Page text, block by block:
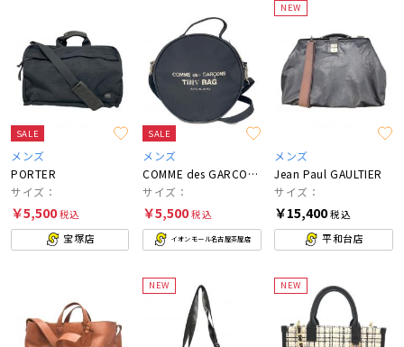
SALE
メンズ
PORTER
サイズ：
￥5,500税込
宝塚店
SALE
メンズ
COMME des GARCONS
サイズ：
￥5,500税込
イオンモール名古屋茶屋店
NEW
メンズ
Jean Paul GAULTIER
サイズ：
￥15,400税込
平和台店
NEW NEW